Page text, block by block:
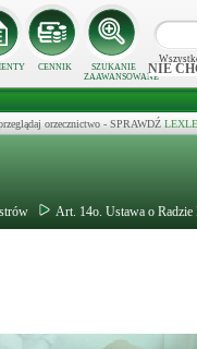
CENNIK
SZUKANIE
ZAAWANSOWANE
NIE
orzecznictwo - SPRAWDŹ
Art. 14o. Ustawa o